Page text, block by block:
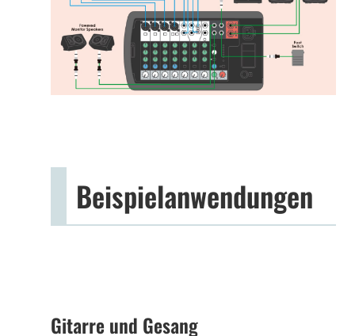
Beispielanwendungen
Gitarre und Gesang